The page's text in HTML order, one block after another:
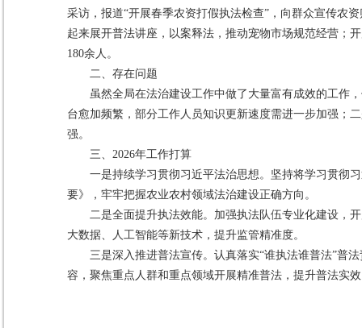
采访，报道“开展春季农资打假执法检查”，向群众宣传农
起来展开普法讲座，以案释法，推动宠物市场规范经营；
180余人。
二、存在问题
虽然全局在法治建设工作中做了大量富有成效的工作
台愈加频繁，部分工作人员知识更新速度需进一步加强；
强。
三、2026年工作打算
一是持续学习贯彻习近平法治思想。坚持将学习贯彻
要》，牢牢把握农业农村领域法治建设正确方向。
二是全面提升执法效能。加强执法队伍专业化建设，
大数据、人工智能等新技术，提升监管精准度。
三是深入推进普法宣传。认真落实“谁执法谁普法”普
容，聚焦重点人群和重点领域开展精准普法，提升普法实